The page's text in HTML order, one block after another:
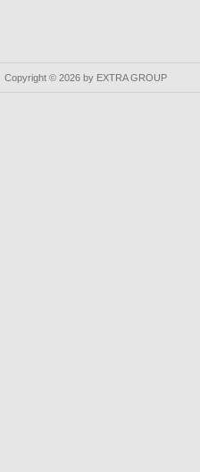
Copyright © 2026 by EXTRA GROUP